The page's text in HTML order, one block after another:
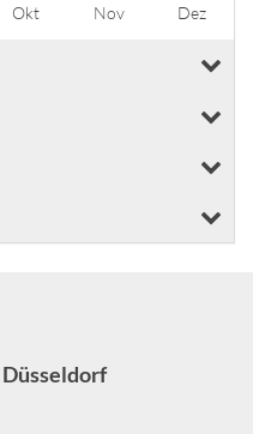
Okt Nov Dez
Düsseldorf